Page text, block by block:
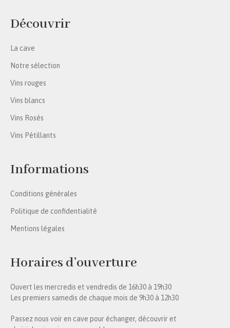
Découvrir
La cave
Notre sélection
Vins rouges
Vins blancs
Vins Rosés
Vins Pétillants
Informations
Conditions générales
Politique de confidentialité
Mentions légales
Horaires d’ouverture
Ouvert les mercredis et vendredis de 16h30 à 19h30
Les premiers samedis de chaque mois de 9h30 à 12h30
Passez nous voir en cave pour échanger, découvrir et